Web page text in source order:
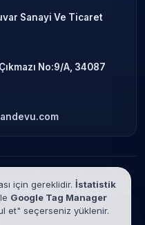
Sanayi Ve Ticaret
No:9/A, 34087
süresi sona ermiş veya özel
verilir. Marka adları yalnızca
ilişkisi bulunmamaktadır.
için gereklidir. İstatistik
Google Tag Manager
et" seçerseniz yüklenir.